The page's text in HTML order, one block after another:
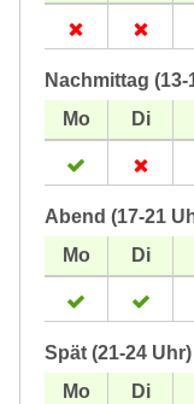
Nachmittag (13-
Abend (17-21
Spät (21-24 Uhr)